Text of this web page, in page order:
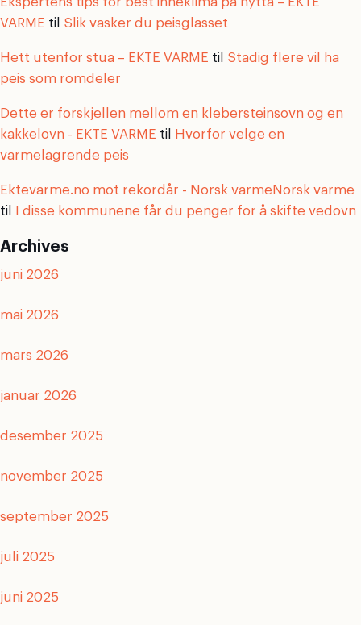
VARME til Slik vasker du peisglasset
Hett utenfor stua – EKTE VARME til Stadig flere vil ha
peis som romdeler
Dette er forskjellen mellom en klebersteinsovn og en
kakkelovn - EKTE VARME til
Hvorfor velge en
varmelagrende peis
Ektevarme.no mot rekordår - Norsk varmeNorsk varme
til
I disse kommunene får du penger for å skifte vedovn
Archives
juni 2026
mai 2026
mars 2026
januar 2026
desember 2025
november 2025
september 2025
juli 2025
juni 2025